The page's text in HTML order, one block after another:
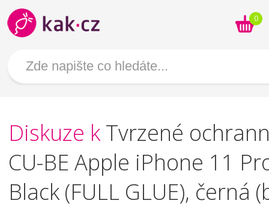
0
Diskuze k Tvrzené
CU-BE Apple iPhone 11
Black (FULL GLUE), černá